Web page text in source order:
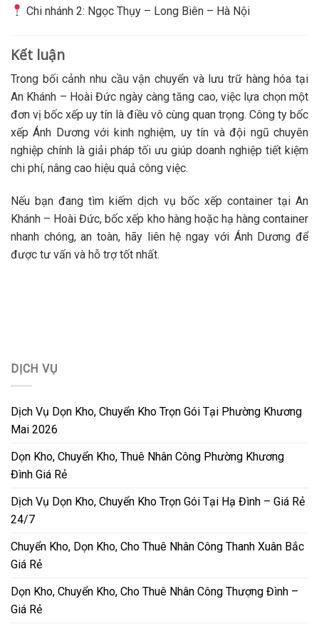
Chi nhánh 2: Ngọc Thụy – Long Biên – Hà Nội
Kết luận
Trong bối cảnh nhu cầu vận chuyển và lưu trữ hàng hóa tại
An Khánh – Hoài Đức ngày càng tăng cao, việc lựa chọn một
đơn vị bốc xếp uy tín là điều vô cùng quan trọng. Công ty bốc
xếp Ánh Dương với kinh nghiệm, uy tín và đội ngũ chuyên
nghiệp chính là giải pháp tối ưu giúp doanh nghiệp tiết kiệm
chi phí, nâng cao hiệu quả công việc.
Nếu bạn đang tìm kiếm dịch vụ bốc xếp container tại An
Khánh – Hoài Đức, bốc xếp kho hàng hoặc hạ hàng container
nhanh chóng, an toàn, hãy liên hệ ngay với Ánh Dương để
được tư vấn và hỗ trợ tốt nhất.
DỊCH VỤ
Dịch Vụ Dọn Kho, Chuyển Kho Trọn Gói Tại Phường Khương
Mai 2026
Dọn Kho, Chuyển Kho, Thuê Nhân Công Phường Khương
Đình Giá Rẻ
Dịch Vụ Dọn Kho, Chuyển Kho Trọn Gói Tại Hạ Đình – Giá Rẻ
24/7
Chuyển Kho, Dọn Kho, Cho Thuê Nhân Công Thanh Xuân Bắc
Giá Rẻ
Dọn Kho, Chuyển Kho, Cho Thuê Nhân Công Thượng Đình –
Giá Rẻ